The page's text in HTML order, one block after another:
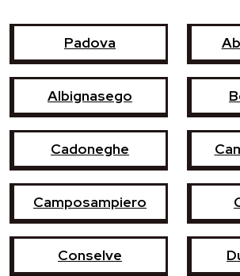
Padova
Albignasego
Cadoneghe
Camposampiero
Conselve